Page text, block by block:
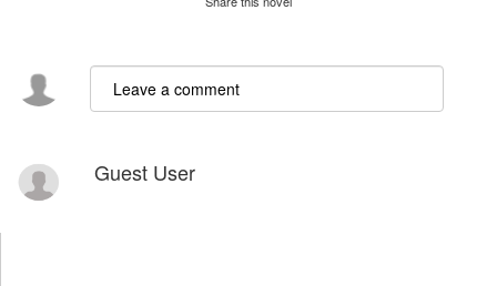
Guest User